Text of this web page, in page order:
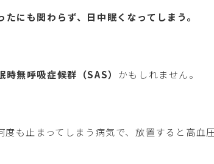
にも関わらず、日中眠くなってしまう。
時無呼吸症候群（SAS） かもしれません。
も止まってしまう病気で、放置すると高血